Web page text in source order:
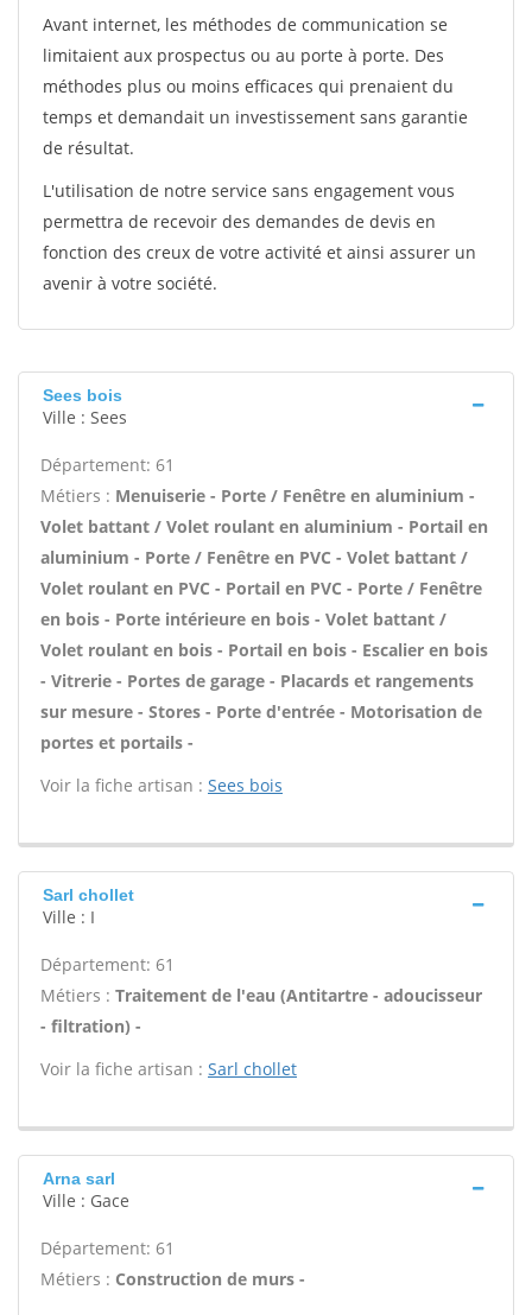
Avant internet, les méthodes de communication se
limitaient aux prospectus ou au porte à porte. Des
méthodes plus ou moins efficaces qui prenaient du
temps et demandait un investissement sans garantie
de résultat.
L'utilisation de notre service sans engagement vous
permettra de recevoir des demandes de devis en
fonction des creux de votre activité et ainsi assurer un
avenir à votre société.
Sees bois
Ville : Sees
Département: 61
Métiers : Menuiserie - Porte / Fenêtre en aluminium -
Volet battant / Volet roulant en aluminium - Portail en
aluminium - Porte / Fenêtre en PVC - Volet battant /
Volet roulant en PVC - Portail en PVC - Porte / Fenêtre
en bois - Porte intérieure en bois - Volet battant /
Volet roulant en bois - Portail en bois - Escalier en bois
- Vitrerie - Portes de garage - Placards et rangements
sur mesure - Stores - Porte d'entrée - Motorisation de
portes et portails -
Voir la fiche artisan : Sees bois
Sarl chollet
Ville : I
Département: 61
Métiers : Traitement de l'eau (Antitartre - adoucisseur
- filtration) -
Voir la fiche artisan : Sarl chollet
Arna sarl
Ville : Gace
Département: 61
Métiers : Construction de murs -